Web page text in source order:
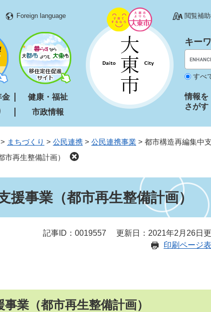
Foreign language 閲覧補
金
健康・福祉
市政情報
キー
すべ
情報を
さがす
> まちづくり > 公民連携 > 公民連携事業 > 都市構造再編集中
再生整備計画）
援事業（都市再生整備計画）
記事ID：0019557
更新日：2021年2月26日
印刷ページ
業（都市再生整備計画）